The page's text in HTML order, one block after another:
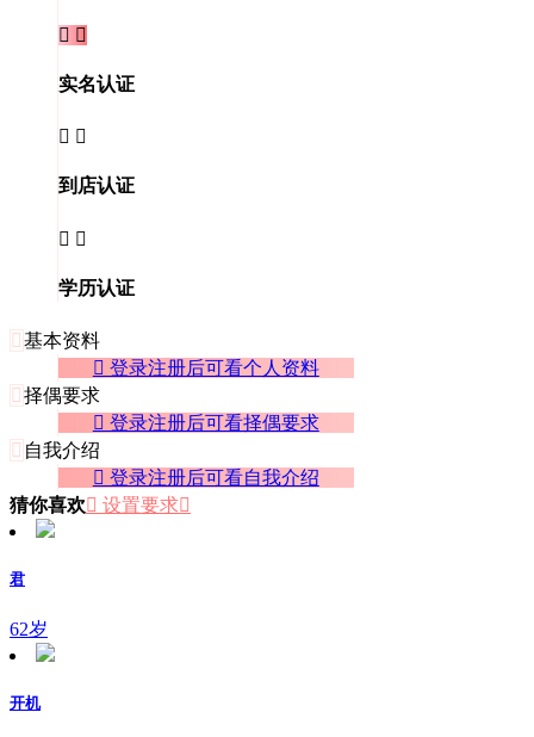
 
实名认证
 
到店认证
 
学历认证
 基本资料
 登录注册后可看个人资料
 择偶要求
 登录注册后可看择偶要求
 自我介绍
 登录注册后可看自我介绍
猜你喜欢 设置要求
君
62岁
开机